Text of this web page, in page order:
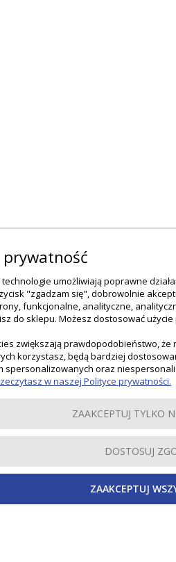
prywatność
umożliwiają poprawne
"zgadzam się", dobrowolnie
funkcjonalne, analityczne,
do sklepu. Możesz dostosować
zwiększają prawdopodobieństwo,
korzystasz, będą bardziej
spersonalizowanych oraz
w naszej Polityce prywatności.
ZAAKCEPTUJ TYLKO
DOSTOSUJ
ZAAKCEPTUJ